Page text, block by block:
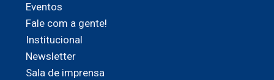
Eventos
Fale com a gente!
Institucional
Newsletter
Sala de imprensa